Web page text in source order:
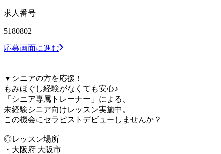
求人番号
5180802
応募画面に進む
▼シニアの方を応援！
もみほぐし経験がなくても安心♪
「シニア専属トレーナー」による、
未経験シニア向けレッスン実施中。
この機会にセラピストデビューしませんか？
◎レッスン場所
・大阪府 大阪市